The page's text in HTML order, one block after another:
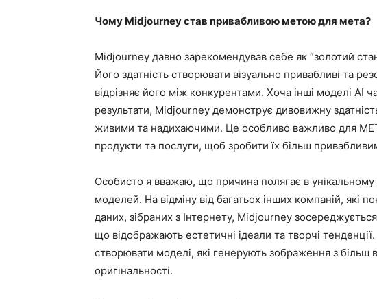
Чому Midjourney став привабливою метою для мета?
Midjourney давно зарекомендував себе як “золотий
Його здатність створювати візуально привабливі та
відрізняє його між конкурентами. Хоча інші моделі AI
результати, Midjourney демонструє дивовижну
живими та надихаючими. Це особливо важливо для
продукти та послуги, щоб зробити їх більш
Особисто я вважаю, що причина полягає в
моделей. На відміну від багатьох інших компаній, які
даних, зібраних з Інтернету, Midjourney
що відображають естетичні ідеали та творчі
створювати моделі, які генерують зображення з більш
оригінальності.